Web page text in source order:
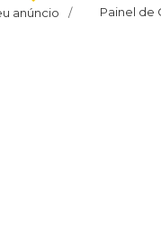
anúncio / Painel de